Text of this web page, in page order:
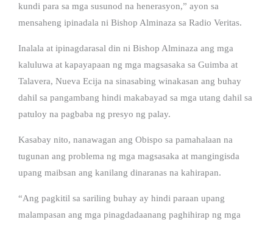
kundi para sa mga susunod na henerasyon,” ayon sa
mensaheng ipinadala ni Bishop Alminaza sa Radio Veritas.
Inalala at ipinagdarasal din ni Bishop Alminaza ang mga
kaluluwa at kapayapaan ng mga magsasaka sa Guimba at
Talavera, Nueva Ecija na sinasabing winakasan ang buhay
dahil sa pangambang hindi makabayad sa mga utang dahil sa
patuloy na pagbaba ng presyo ng palay.
Kasabay nito, nanawagan ang Obispo sa pamahalaan na
tugunan ang problema ng mga magsasaka at mangingisda
upang maibsan ang kanilang dinaranas na kahirapan.
“Ang pagkitil sa sariling buhay ay hindi paraan upang
malampasan ang mga pinagdadaanang paghihirap ng mga